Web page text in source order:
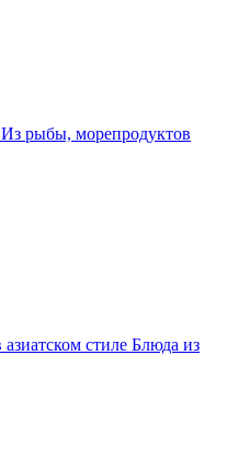
Из рыбы, морепродуктов
Блюда из